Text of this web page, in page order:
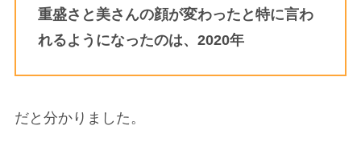
重盛さと美さんの顔が変わったと特に言わ
れるようになったのは、2020年
だと分かりました。